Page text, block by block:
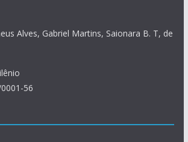
Alves, Gabriel Martins, Saionara B. T, de
56